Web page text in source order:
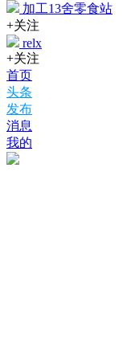
加工13舍零食站
+关注
relx
+关注
首页
头条
发布
消息
我的